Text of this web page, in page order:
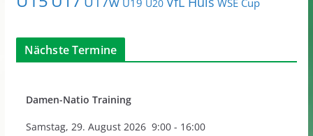
U20 WSE Cup
Nächste Termine
Damen-Natio Training
Samstag, 29. August 2026 9:00- 16:00